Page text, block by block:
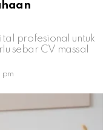
profesional untuk
sebar CV massal
pm